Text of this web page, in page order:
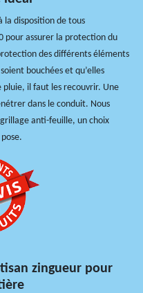
la disposition de tous
pour assurer la protection du
des différents éléments
bouchées et qu’elles
pluie, il faut les recouvrir. Une
dans le conduit. Nous
anti-feuille, un choix
zingueur pour